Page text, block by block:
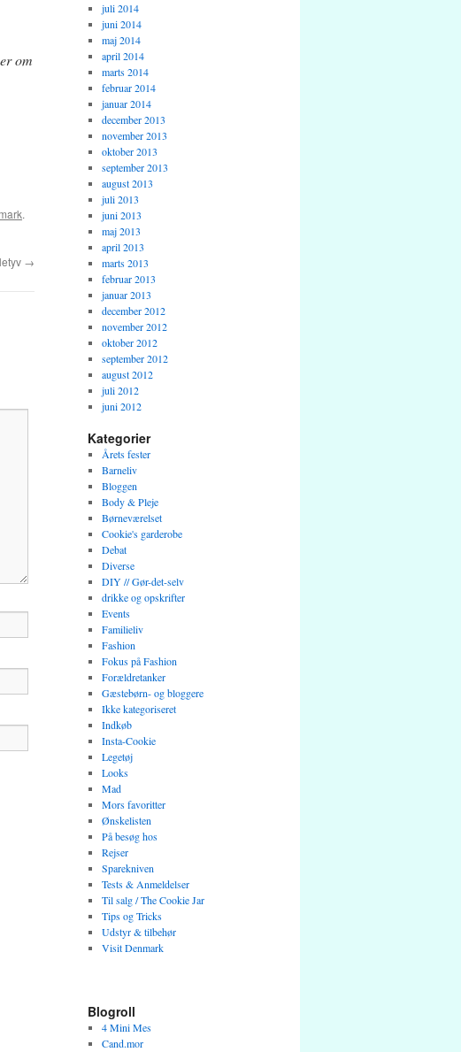
om
.
→
juli 2014
juni 2014
maj 2014
april 2014
marts 2014
februar 2014
januar 2014
december 2013
november 2013
oktober 2013
september 2013
august 2013
juli 2013
juni 2013
maj 2013
april 2013
marts 2013
februar 2013
januar 2013
december 2012
november 2012
oktober 2012
september 2012
august 2012
juli 2012
juni 2012
Kategorier
Årets fester
Barneliv
Bloggen
Body & Pleje
Børneværelset
Cookie's garderobe
Debat
Diverse
DIY // Gør-det-selv
drikke og opskrifter
Events
Familieliv
Fashion
Fokus på Fashion
Forældretanker
Gæstebørn- og bloggere
Ikke kategoriseret
Indkøb
Insta-Cookie
Legetøj
Looks
Mad
Mors favoritter
Ønskelisten
På besøg hos
Rejser
Sparekniven
Tests & Anmeldelser
Til salg / The Cookie Jar
Tips og Tricks
Udstyr & tilbehør
Visit Denmark
Blogroll
4 Mini Mes
Cand.mor